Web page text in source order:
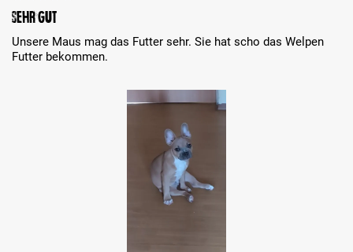
Review with rating of 5 out of 5 stars
Sehr gut
Unsere Maus mag das Futter sehr. Sie hat scho das Welpen
Futter bekommen.